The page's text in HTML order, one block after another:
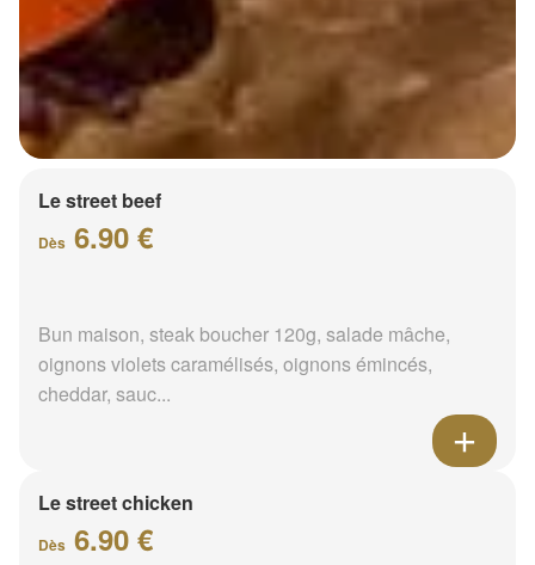
Le street beef
Dès 6.90 €
Bun maison, steak boucher 120g, salade mâche,
oignons violets caramélisés, oignons émincés,
cheddar, sauc...
Le street chicken
Dès 6.90 €